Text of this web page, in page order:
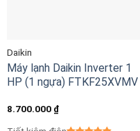
Daikin
Máy lạnh Daikin Inverter 1
HP (1 ngựa) FTKF25XVMV
8.700.000 ₫